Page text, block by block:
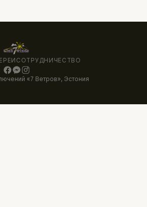
СОТРУДНИЧЕСТВО
«7 Ветров», Эстония